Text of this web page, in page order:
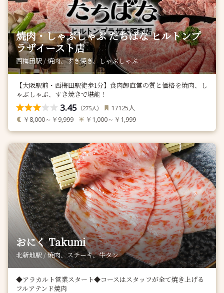
焼肉・しゃぶしゃぶ たちばな ヒルトンプ
ラザイースト店
西梅田駅 / 焼肉、すき焼き、しゃぶしゃぶ
【大阪駅前・西梅田駅徒歩1分】食肉卸直営の質と価格を焼肉、し
ゃぶしゃぶ、すき焼きで堪能！
3.45 （275人） 17125人
￥8,000～￥9,999 ￥1,000～￥1,999
おにく Takumi
北新地駅 / 焼肉、ステーキ、牛タン
◆アラカルト営業スタート◆コースはスタッフが全て焼き上げる
フルアテンド焼肉